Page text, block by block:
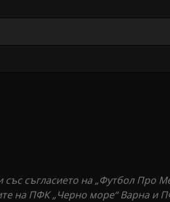
съгласието на „Футбол Про
на ПФК „Черно море“ Варна и